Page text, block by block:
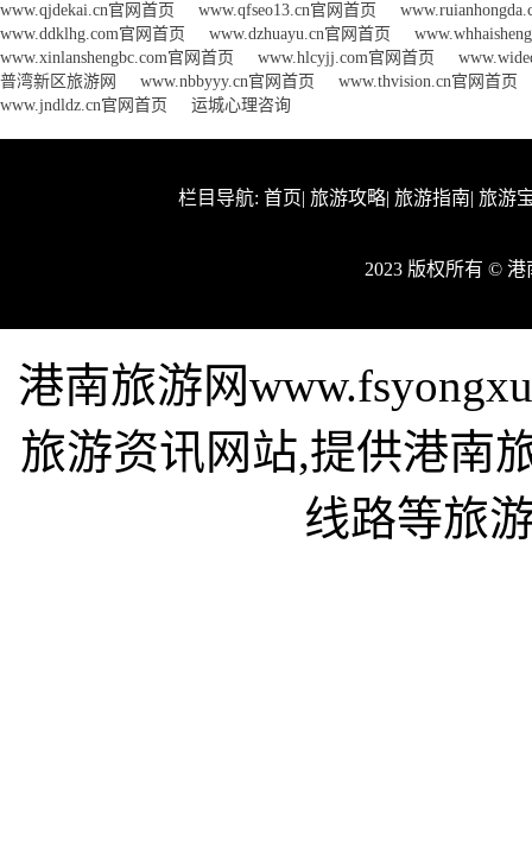
www.qjdekai.cn官网首页
www.qfseo13.cn官网首页
www.ddklhg.com官网首页
www.dzhuayu.cn官网首页
www.xinlanshengbc.com官网首页
www.hlcyjj.com官网首页
普湾新区旅游网
www.nbbyyy.cn官网首页
www.thvision.cn官网首页
www.jndldz.cn官网首页
运城心理咨询
栏目导航: 首页| 旅游攻略| 旅游指南| 旅游
2023 版权所有 ©
港南旅游网
旅游资讯网站,提供港南
线路等旅